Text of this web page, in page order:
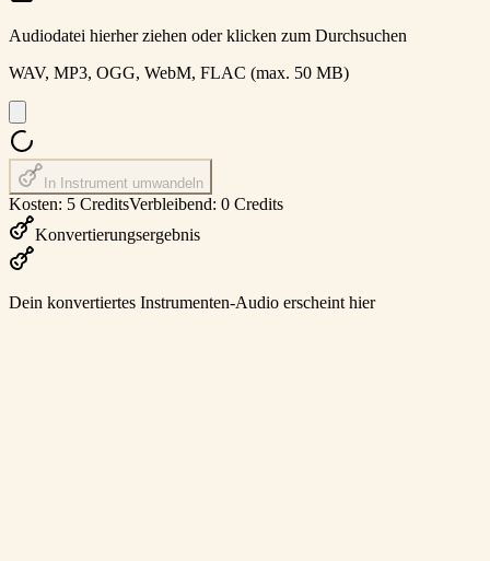
Audiodatei hierher ziehen oder klicken zum Durchsuchen
WAV, MP3, OGG, WebM, FLAC (max. 50 MB)
In Instrument umwandeln
Kosten: 5 CreditsVerbleibend: 0 Credits
Konvertierungsergebnis
Dein konvertiertes Instrumenten-Audio erscheint hier